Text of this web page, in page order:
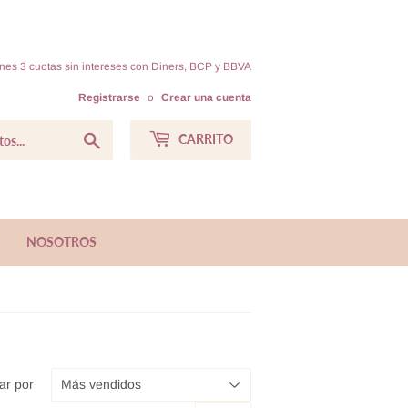
3 cuotas sin intereses con Diners, BCP y BBVA
Registrarse o Crear una cuenta
CARRITO
NOSOTROS
por